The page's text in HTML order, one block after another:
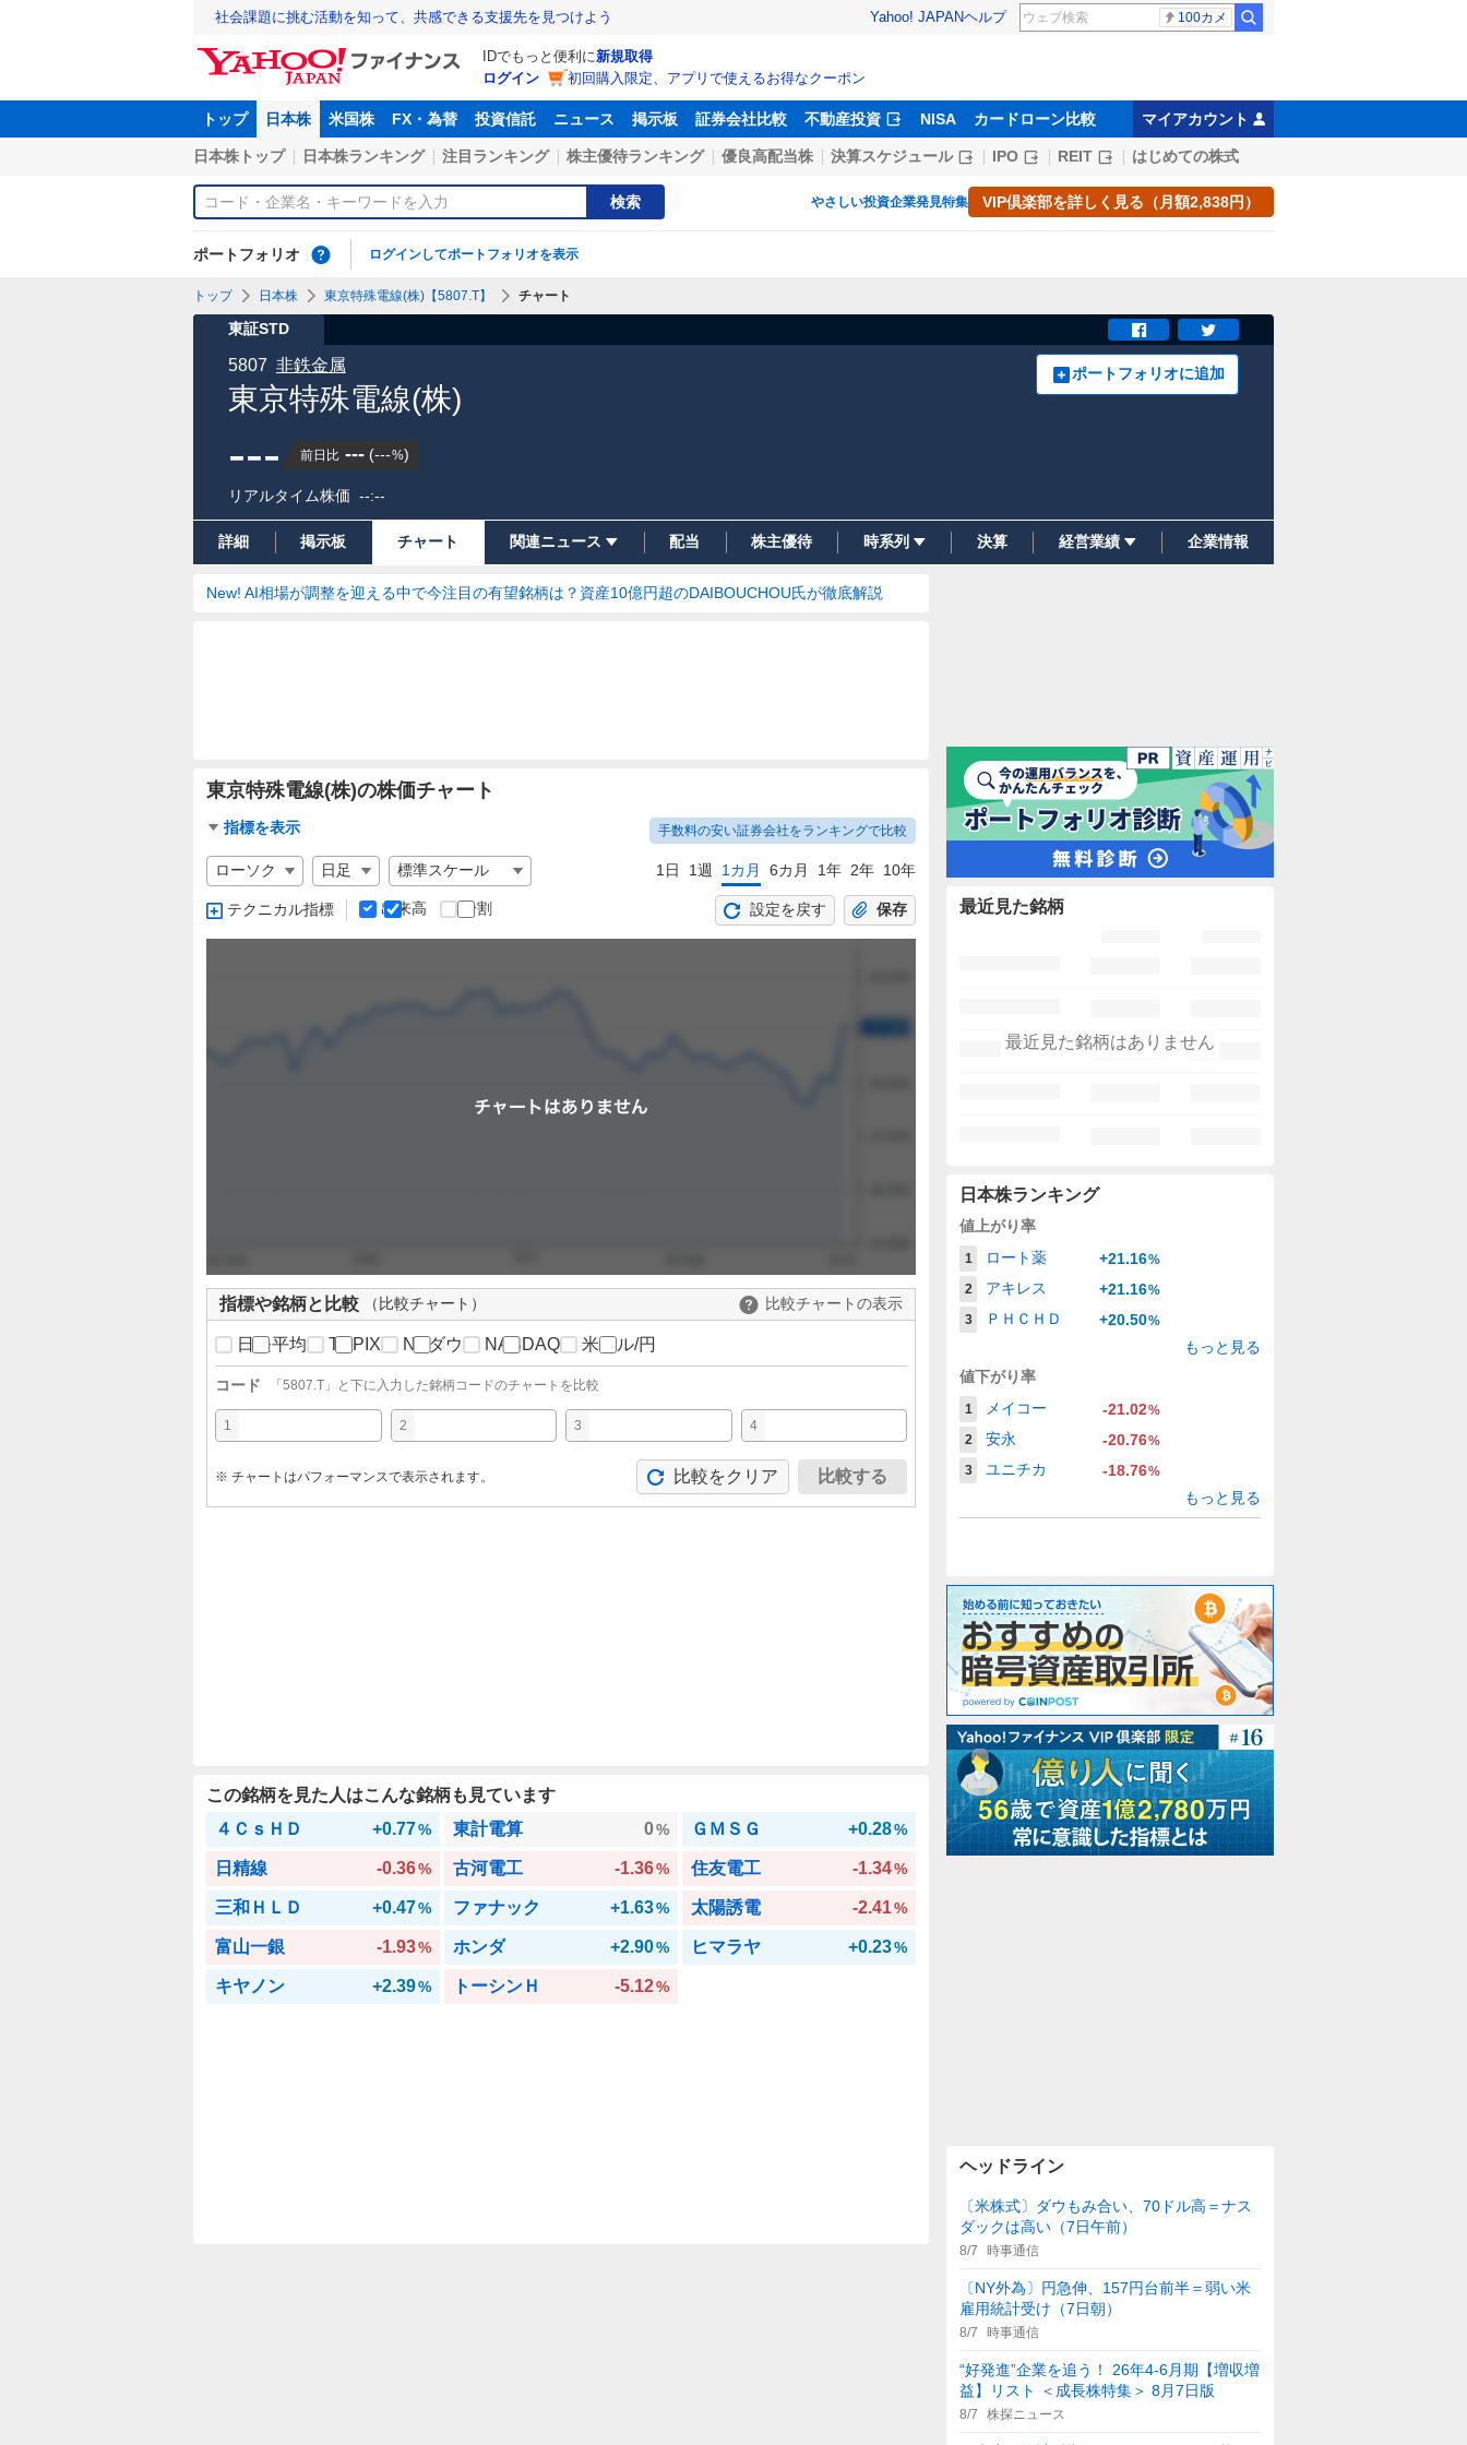
社会課題に挑む活動を知って、共感できる支援先を見つけよう Yahoo! JAPANヘルプ 100カメ
IDでもっと便利に新規取得
ログイン
初回購入限定、アプリで使えるお得なクーポン
トップ 日本株 米国株 FX・為替 投資信託 ニュース 掲示板 証券会社比較 不動産投資 NISA カードローン比較 マイアカウント
日本株トップ 日本株ランキング 注目ランキング 株主優待ランキング 優良高配当株 決算スケジュール IPO REIT はじめての株式
検索 やさしい投資企業発見特集 VIP倶楽部を詳しく見る（月額2,838円）
ポートフォリオ ログインしてポートフォリオを表示
トップ 日本株 東京特殊電線(株)【5807.T】 チャート
東証STD
東京特殊電線(株)
5807 非鉄金属 ポートフォリオに追加
--- 前日比 --- (---%)
リアルタイム株価 --:--
詳細 掲示板 チャート 関連ニュース 配当 株主優待 時系列 決算 経営業績 企業情報
New! AI相場が調整を迎える中で今注目の有望銘柄は？資産10億円超のDAIBOUCHOU氏が徹底解説
東京特殊電線(株)の株価チャート
チ
ャ
ー
ト
指
手数料の安い証券会社をランキングで比較
指標を表示
チ
ャ
ー
1日 1週 1カ月 6カ月 1年 2年 10年
テクニカル指標 出来高 分割 設定を戻す 保存
指標や銘柄と比較 （比較チャート） 比較チャートの表示
日経平均 TOPIX NYダウ NASDAQ 米ドル/円
コード 「 5807.T 」と下に入力した銘柄コードのチャートを比較
1 2 3 4
※ チャートはパフォーマンスで表示されます。 比較をクリア 比較する
この銘柄を見た人はこんな銘柄も見ています
４ＣｓＨＤ
+0.77% 東計電算 0% ＧＭＳＧ +0.28%
日精線 -0.36% 古河電工 -1.36% 住友電工 -1.34%
三和ＨＬＤ +0.47% ファナック +1.63% 太陽誘電 -2.41%
富山一銀 -1.93% ホンダ +2.90% ヒマラヤ +0.23%
キヤノン +2.39% トーシンＨ -5.12%
最近見た銘柄
最近見た銘柄はありません
日本株ランキング
値上がり率
1 ロート薬 +21.16%
2
アキレス +21.16%
3
ＰＨＣＨＤ +20.50%
もっと見る
値下がり率
1 メイコー -21.02%
2
安永 -20.76%
3
ユニチカ -18.76%
もっと見る
ヘッドライン
〔米株式〕ダウもみ合い、70ドル高＝ナス
ダックは高い（7日午前）
8/7 時事通信
〔NY外為〕円急伸、157円台前半＝弱い米
雇用統計受け（7日朝）
8/7 時事通信
“好発進”企業を追う！ 26年4-6月期【増収増
益】リスト ＜成長株特集＞ 8月7日版
8/7 株探ニュース